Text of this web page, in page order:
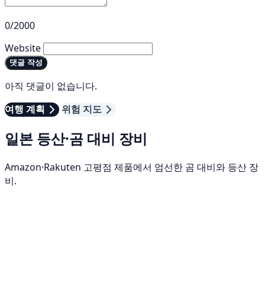
0/2000
Website
댓글 작성
아직 댓글이 없습니다.
여행 계획
위험 지도
일본 등산·곰 대비 장비
Amazon·Rakuten 고평점 제품에서 엄선한 곰 대비와 등산 장
비.